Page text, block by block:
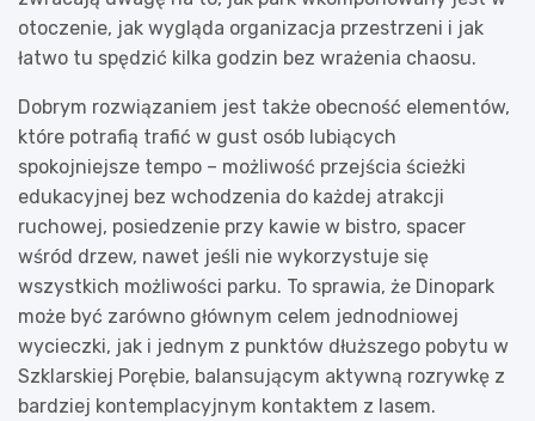
otoczenie, jak wygląda organizacja przestrzeni i jak
łatwo tu spędzić kilka godzin bez wrażenia chaosu.
Dobrym rozwiązaniem jest także obecność elementów,
które potrafią trafić w gust osób lubiących
spokojniejsze tempo – możliwość przejścia ścieżki
edukacyjnej bez wchodzenia do każdej atrakcji
ruchowej, posiedzenie przy kawie w bistro, spacer
wśród drzew, nawet jeśli nie wykorzystuje się
wszystkich możliwości parku. To sprawia, że Dinopark
może być zarówno głównym celem jednodniowej
wycieczki, jak i jednym z punktów dłuższego pobytu w
Szklarskiej Porębie, balansującym aktywną rozrywkę z
bardziej kontemplacyjnym kontaktem z lasem.